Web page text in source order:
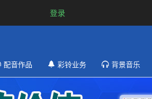
登录
配音作品 彩铃业务 背景音乐